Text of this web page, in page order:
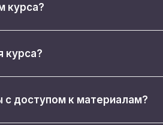
курса?
курса?
с доступом к материалам?